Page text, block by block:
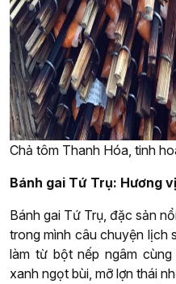
Chả tôm Thanh Hóa, tinh
Bánh gai Tứ Trụ: Hương
Bánh gai Tứ Trụ, đặc sản
trong mình câu chuyện lịch
làm từ bột nếp ngâm
xanh ngọt bùi, mỡ lợn thái